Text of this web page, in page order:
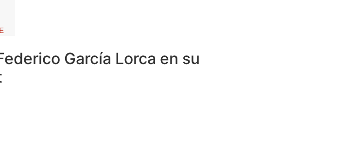
García Lorca en su